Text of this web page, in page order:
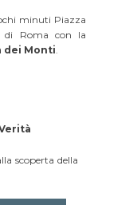
minuti Piazza
di Roma con la
dei Monti.
scoperta della